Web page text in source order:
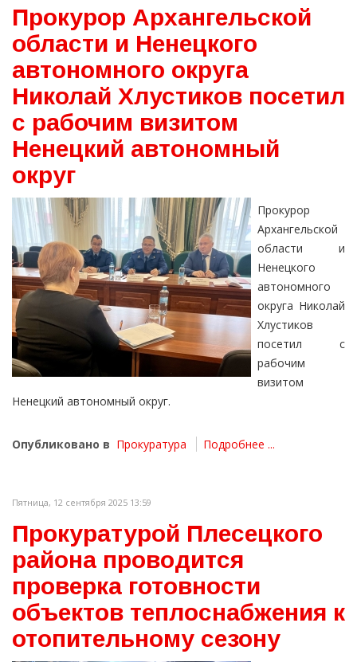
Прокурор Архангельской
области и Ненецкого
автономного округа
Николай Хлустиков посетил
с рабочим визитом
Ненецкий автономный
округ
Прокурор
Архангельской
области и
Ненецкого
автономного
округа Николай
Хлустиков
посетил с
рабочим
визитом
Ненецкий автономный округ.
Опубликовано в Прокуратура Подробнее ...
Пятница, 12 сентября 2025 13:59
Прокуратурой Плесецкого
района проводится
проверка готовности
объектов теплоснабжения к
отопительному сезону